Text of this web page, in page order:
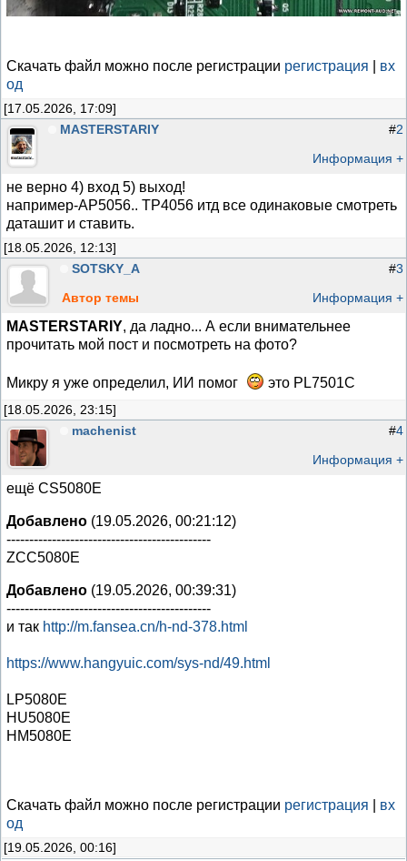
Скачать файл можно после регистрации регистрация
вх
од
[17.05.2026, 17:09]
MASTERSTARIY
#2
Информация +
не верно 4) вход 5) выход!
например-AP5056.. TP4056 итд все одинаковые смотреть
даташит и ставить.
[18.05.2026, 12:13]
SOTSKY_A
Автор темы
#3
Информация +
MASTERSTARIY, да ладно... А если внимательнее
прочитать мой пост и посмотреть на фото?
Микру я уже определил, ИИ помог это PL7501C
[18.05.2026, 23:15]
machenist
#4
Информация +
ещё CS5080E
Добавлено (19.05.2026, 00:21:12)
---------------------------------------------
ZCC5080E
Добавлено (19.05.2026, 00:39:31)
---------------------------------------------
и так http://m.fansea.cn/h-nd-378.html
https://www.hangyuic.com/sys-nd/49.html
LP5080E
HU5080E
HM5080E
Скачать файл можно после регистрации регистрация
вх
од
[19.05.2026, 00:16]